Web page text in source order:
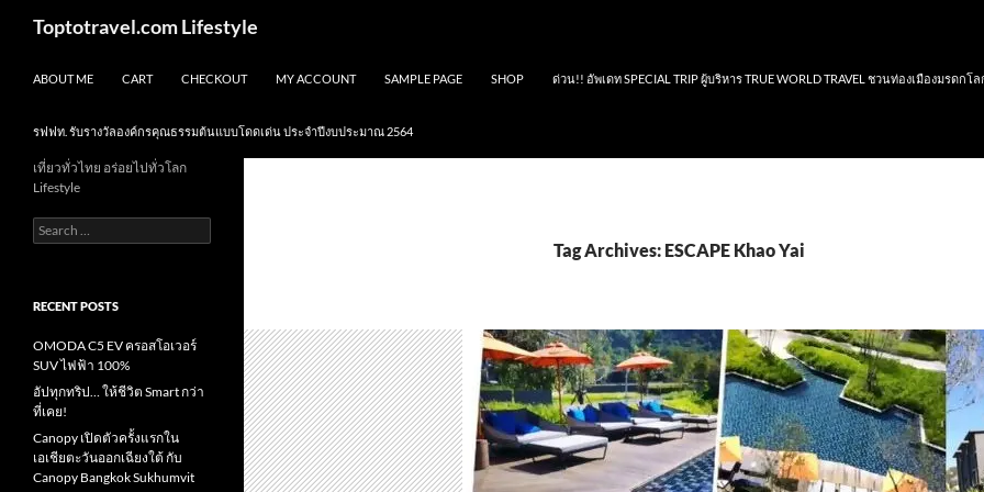
Toptotravel.com Lifestyle
ABOUT ME CART CHECKOUT MY ACCOUNT SAMPLE PAGE SHOP ด่วน!! อัพเดท SPECIAL TRIP ผู้บริหาร TRUE WORLD TRAVEL ชวนท่องเมืองมรดกโล
รฟฟท. รับรางวัลองค์กรคุณธรรมต้นแบบโดดเด่น ประจำปีงบประมาณ 2564
Tag Archives: ESCAPE Khao Yai
เที่ยวทั่วไทย อร่อยไปทั่วโลก
Lifestyle
Search
for:
RECENT POSTS
OMODA C5 EV ครอสโอเวอร์
SUV ไฟฟ้า 100%
อัปทุกทริป… ให้ชีวิต Smart กว่า
ที่เคย!
Canopy เปิดตัวครั้งแรกใน
เอเชียตะวันออกเฉียงใต้ กับ
Canopy Bangkok Sukhumvit